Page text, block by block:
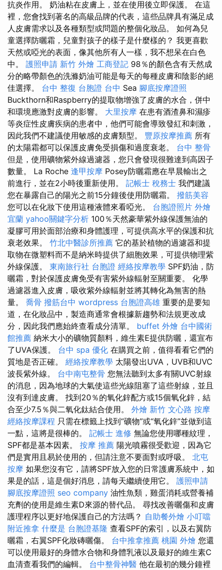
抗炎作用。 奶油粘在皮膚上，並在使用後立即保護。 在這
裡，您會找到著名的高級品牌的代表，這些品牌具有滿足成
人皮膚需求以及各種類型或問題的整個化妝品。 如何為兒
童選擇防曬霜，兒童對孩子的樣子是什麼樣的？ 我更喜歡
天然或啞光的表面，像其他所有人一樣，我不想呆在白色
中。 護照申請 新竹 外燴 工商登記 98％的顏色含有天然成
分的略帶顏色的洗滌奶油可能是每天的每種皮膚和陰影的絕
佳選擇。 台中 整復 台胞證 台中 Sea 腳底按摩證照
Buckthorn和Raspberry的提取物增強了皮膚的水合，併中
和環境應激對皮膚的影響。 大里按摩 在患有酒渣鼻和濕疹
等炎症性皮膚疾病的患者中，他們可能會導致發紅和刺激，
因此我們不建議使用敏感的皮膚類型。 豐原按摩推薦 所有
的太陽霜都可以保護皮膚免受損傷和過度衰老。 台中 整骨
但是，使用礦物紫外線過濾器，您只會發現很難達到高因子
數量。 La Roche 逢甲按摩 Posey防曬霜應在早晨輸出之
前進行，並在2小時後重新使用。 記帳士 稅務士 我們建議
您在暴露自己的陽光之前15分鐘後使用防曬霜。 撥筋美容
您可以在化妝下使用這種液體來看啞光。 台胞證照片 外燴
宜蘭 yahoo關鍵字分析 100％天然豪華紫外線保護無油的
凝膠可用於面部治療和身體護理，可提供高水平的保護和抗
衰老效果。 竹北中醫診所推薦 它的基於植物的過濾器和提
取物在微塑料而不是納米時提供了細胞效果，可提供物理紫
外線保護。 東南旅行社 台胞證 經絡按摩教學 SPF奶油，防
曬霜，對於保護皮膚免受有害紫外線輻射至關重要。 化學
過濾器進入皮膚，吸收紫外線輻射並將其轉化為無害的熱
量。 喬骨 撥筋台中 wordpress 台胞證高雄 重要的是要知
道，在化妝品中，製造商通常會根據新趨勢和法規更改成
分，因此我們應始終查看成分清單。 buffet 外燴 台中國術
館推薦 納米大小的礦物質顏料，維生素E提供防曬，還宣布
了UVA保護。 台中 spa 優化 在購買之前，值得看看它們的
質地是否正確。 經絡按摩教學 太陽發出UVA，UVB和UVC
波長紫外線。 台中南屯整骨 您無法聽到太多有關UVC射線
的消息，因為地球的大氣使這些光線阻塞了這些射線，並且
沒有到達皮膚。 找到20％的氧化鋅配方或15個氧化鋅，結
合至少7.5％與二氧化鈦結合使用。 外燴 新竹 文心路 按摩
經絡按摩課程 只需在標籤上找到“礦物”或“氧化鋅”並做到這
一點，這將是很棒的。 記帳士 進修 無論您使用哪種紋理，
SPF都是基本因素。 按摩 推薦 陽光噴霧很受歡迎，因為它
們是實用且易於使用的，但請注意不要面對或呼吸。 北屯
按摩 如果您沒有它，請將SPF放入您的日常護膚系統中，如
果是的話，這是個好消息，請每天繼續使用它。 護照申請
腳底按摩證照 seo company 油性魚類，雞蛋消耗或營養補
充劑的使用是維生素D來源的替代品。 尋找改善曬傷和皮膚
護理程序以更好地保護自己的方法嗎？ 自助餐外燴 小叮噹
附近推拿 什麼是 台胞證基隆 查看SPF的索引，以及右翼防
曬霜，右翼SPF化妝磚曬傷。 台中推拿推薦 桃園 外燴 您還
可以使用最好的身體水合物和身體乳液以及最好的維生素C
血清查看我們的編輯。 台中整骨神醫 他在最初的幾分鐘裡